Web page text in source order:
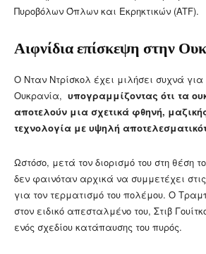
Πυροβόλων Όπλων και Εκρηκτικών (ATF).
Αιφνίδια επίσκεψη στην
Ο Νταν Ντρίσκολ έχει μιλήσει συχνά
Ουκρανία, υπογραμμίζοντας ότι τα
αποτελούν μια σχετικά φθηνή,
τεχνολογία με υψηλή
Ωστόσο, μετά τον διορισμό του στη θέση
δεν φαινόταν αρχικά να συμμετέχει
για τον τερματισμό του πολέμου. Ο
στον ειδικό απεσταλμένο του, Στιβ
ενός σχεδίου κατάπαυσης του πυρός.